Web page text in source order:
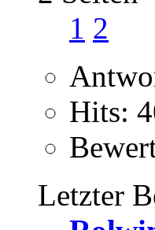
1 2
Hits:
Letzter